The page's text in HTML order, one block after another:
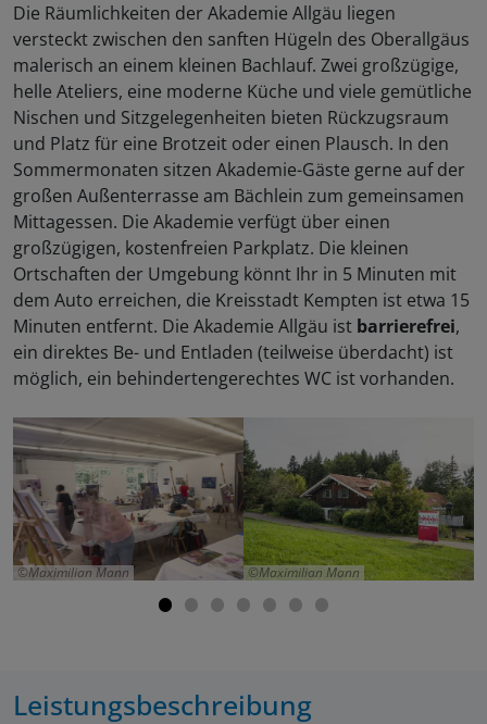
Die Räumlichkeiten der Akademie Allgäu liegen
versteckt zwischen den sanften Hügeln des Oberallgäus
malerisch an einem kleinen Bachlauf. Zwei großzügige,
helle Ateliers, eine moderne Küche und viele gemütliche
Nischen und Sitzgelegenheiten bieten Rückzugsraum
und Platz für eine Brotzeit oder einen Plausch. In den
Sommermonaten sitzen Akademie-Gäste gerne auf der
großen Außenterrasse am Bächlein zum gemeinsamen
Mittagessen. Die Akademie verfügt über einen
großzügigen, kostenfreien Parkplatz. Die kleinen
Ortschaften der Umgebung könnt Ihr in 5 Minuten mit
dem Auto erreichen, die Kreisstadt Kempten ist etwa 15
Minuten entfernt. Die Akademie Allgäu ist barrierefrei,
ein direktes Be- und Entladen (teilweise überdacht) ist
möglich, ein behindertengerechtes WC ist vorhanden.
Maximilian Mann Maximilian Mann
Leistungsbeschreibung